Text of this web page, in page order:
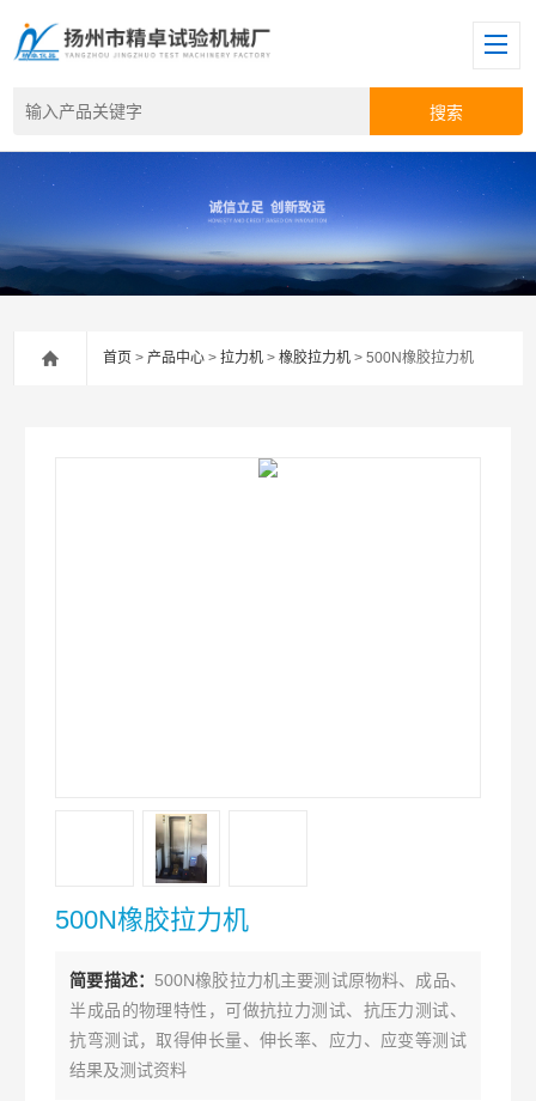
首页 >产品中心 >拉力机 >橡胶拉力机 > 500N橡胶拉力机
500N橡胶拉力机
简要描述： 500N橡胶拉力机主要测试原物料、成品、
半成品的物理特性，可做抗拉力测试、抗压力测试、
抗弯测试，取得伸长量、伸长率、应力、应变等测试
结果及测试资料